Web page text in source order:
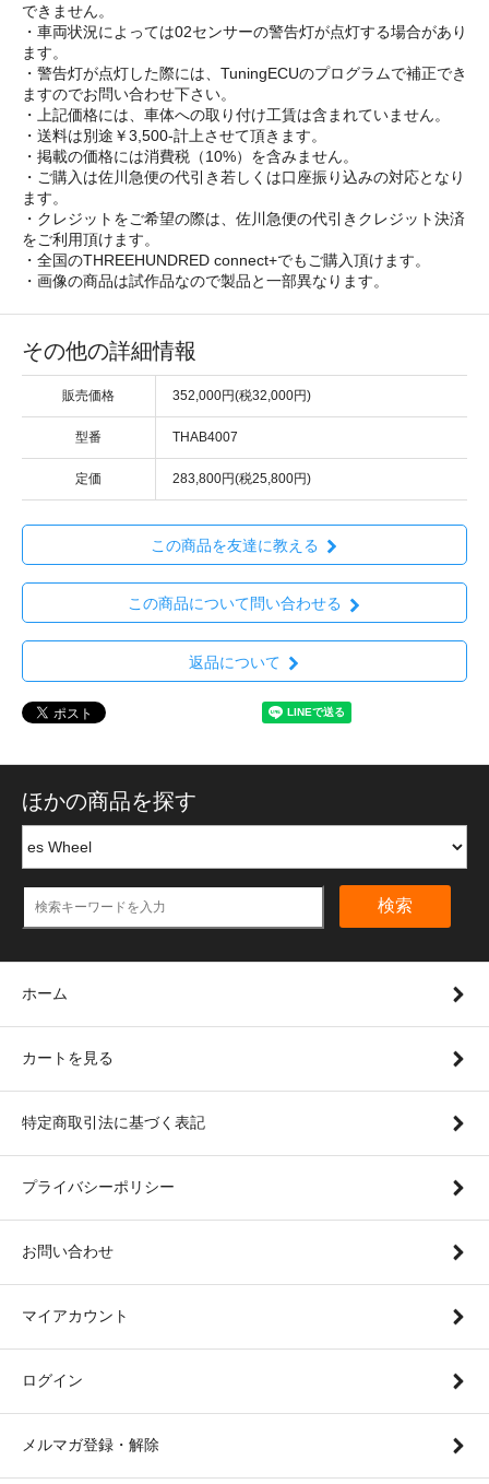
できません。
・車両状況によっては02センサーの警告灯が点灯する場合があり
ます。
・警告灯が点灯した際には、TuningECUのプログラムで補正でき
ますのでお問い合わせ下さい。
・上記価格には、車体への取り付け工賃は含まれていません。
・送料は別途￥3,500-計上させて頂きます。
・掲載の価格には消費税（10%）を含みません。
・ご購入は佐川急便の代引き若しくは口座振り込みの対応となり
ます。
・クレジットをご希望の際は、佐川急便の代引きクレジット決済
をご利用頂けます。
・全国のTHREEHUNDRED connect+でもご購入頂けます。
・画像の商品は試作品なので製品と一部異なります。
その他の詳細情報
販売価格 352,000円(税32,000円)
型番 THAB4007
定価 283,800円(税25,800円)
この商品を友達に教える
この商品について問い合わせる
返品について
ほかの商品を探す
検索
ホーム
カートを見る
特定商取引法に基づく表記
プライバシーポリシー
お問い合わせ
マイアカウント
ログイン
メルマガ登録・解除